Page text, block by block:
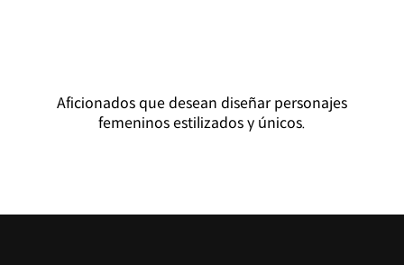
Aficionados que desean diseñar personajes
femeninos estilizados y únicos.